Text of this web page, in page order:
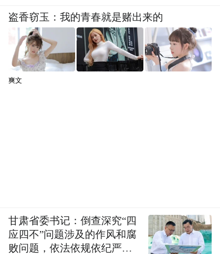
盗香窃玉：我的青春就是赌出来的
爽文
甘肃省委书记：倒查深究“四
应四不”问题涉及的作风和腐
败问题，依法依规依纪严肃